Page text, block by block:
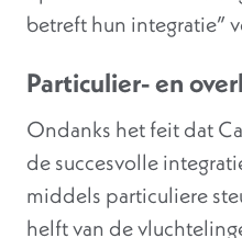
betreft hun integratie”
Particulier- en
Ondanks het feit dat
de succesvolle
middels particuliere
helft van de